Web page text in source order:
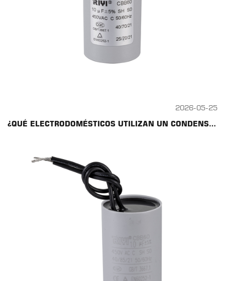
2026-05-25
¿QUÉ ELECTRODOMÉSTICOS UTILIZAN UN CONDENSADOR CBB60? GUÍA COMPLETA